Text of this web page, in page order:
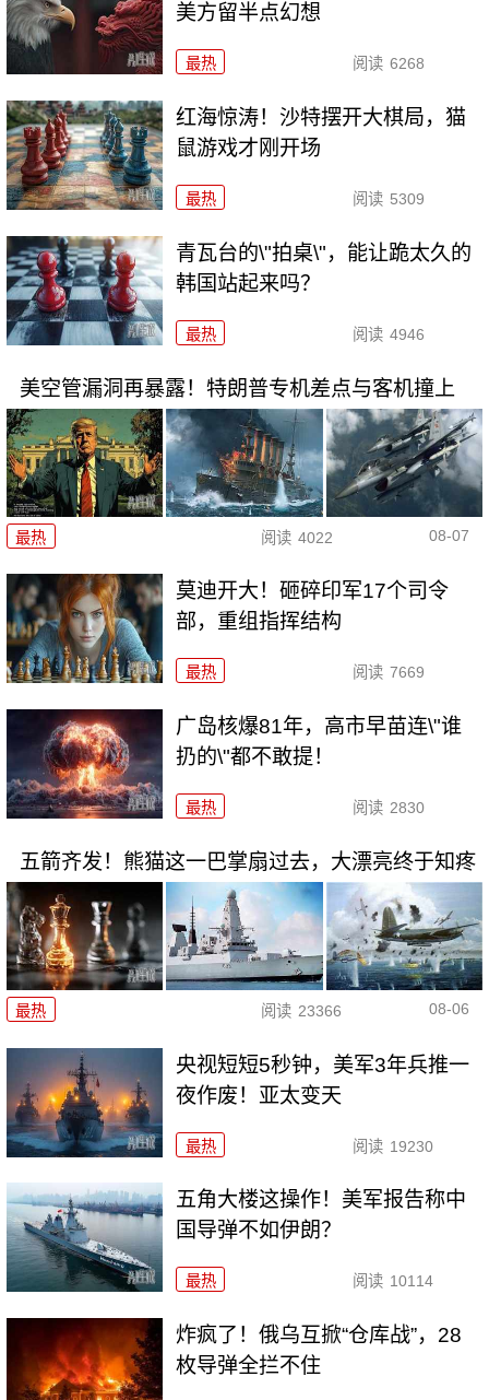
美方留半点幻想
最热 阅读 6268
红海惊涛！沙特摆开大棋局，猫
鼠游戏才刚开场
最热 阅读 5309
青瓦台的\"拍桌\"，能让跪太久的
韩国站起来吗？
最热 阅读 4946
美空管漏洞再暴露！特朗普专机差点与客机撞上
最热 阅读 4022 08-07
莫迪开大！砸碎印军17个司令
部，重组指挥结构
最热 阅读 7669
广岛核爆81年，高市早苗连\"谁
扔的\"都不敢提！
最热 阅读 2830
五箭齐发！熊猫这一巴掌扇过去，大漂亮终于知疼
最热 阅读 23366 08-06
央视短短5秒钟，美军3年兵推一
夜作废！亚太变天
最热 阅读 19230
五角大楼这操作！美军报告称中
国导弹不如伊朗？
最热 阅读 10114
炸疯了！俄乌互掀“仓库战”，28
枚导弹全拦不住